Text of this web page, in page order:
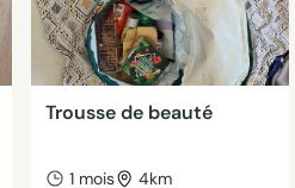
Trousse de beauté
1 mois 4km